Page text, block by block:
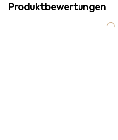
Produktbewertungen